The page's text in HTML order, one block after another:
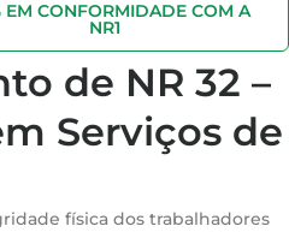
EM CONFORMIDADE COM A
NR1
de NR 32 –
Serviços de
física dos trabalhadores